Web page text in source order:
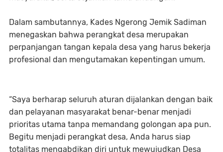
Dalam sambutannya, Kades Ngerong Jemik Sadiman
menegaskan bahwa perangkat desa merupakan
perpanjangan tangan kepala desa yang harus bekerja
profesional dan mengutamakan kepentingan umum.
“Saya berharap seluruh aturan dijalankan dengan baik
dan pelayanan masyarakat benar-benar menjadi
prioritas utama tanpa memandang golongan apa pun.
Begitu menjadi perangkat desa, Anda harus siap
totalitas mengabdikan diri untuk mewujudkan Desa